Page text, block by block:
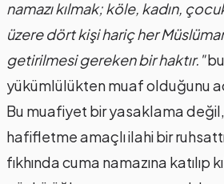
namazı kılmak; köle, kadın,
üzere dört kişi hariç her
getirilmesi gereken bir haktır."
yükümlülükten muaf olduğunu
Bu muafiyet bir yasaklama değil,
hafifletme amaçlı ilahi bir
fıkhında cuma namazına katılıp